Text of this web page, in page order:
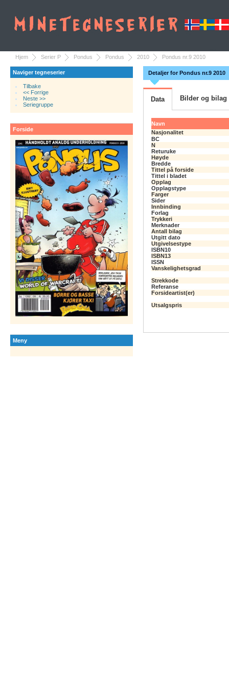
Hjem Serier P Pondus Pondus 2010 Pondus nr.9 2010
Naviger tegneserier
Tilbake
<< Forrige
Neste >>
Seriegruppe
Forside
Meny
Detaljer for Pondus nr.9 2010
Data Bilder og bilag
Navn
Nasjonalitet
BC
N
Returuke
Høyde
Bredde
Tittel på forside
Tittel i bladet
Opplag
Opplagstype
Farger
Sider
Innbinding
Forlag
Trykkeri
Merknader
Antall bilag
Utgitt dato
Utgivelsestype
ISBN10
ISBN13
ISSN
Vanskelighetsgrad
Strekkode
Referanse
Forsideartist(er)
Utsalgspris